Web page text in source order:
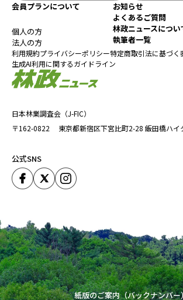
日本林業調査会（J-FIC）
〒162-0822
東京都新宿区下宮比町2-28 飯田橋ハイ
公式SNS
会員プランについて
個人の方
法人の方
お知らせ
よくあるご質問
林政ニュースについ
執筆者一覧
利用規約プライバシーポリシー特定商取引法に基づく
生成AI利用に関するガイドライン
紙版のご案内（バックナンバー